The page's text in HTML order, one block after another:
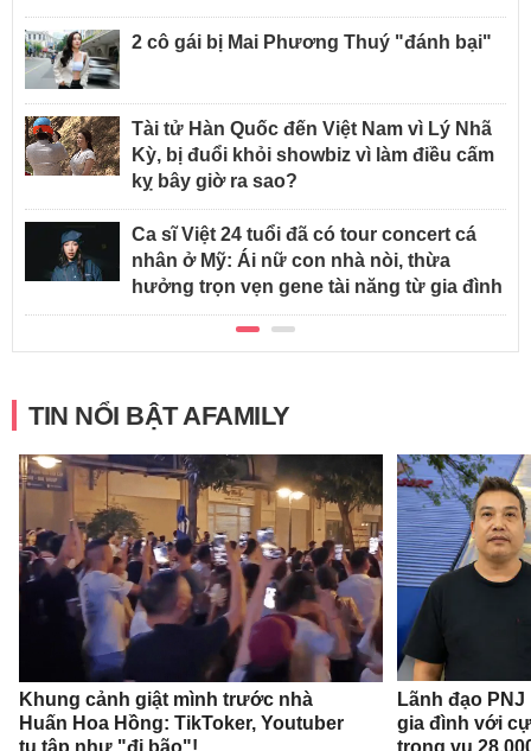
2 cô gái bị Mai Phương Thuý "đánh bại"
Tài tử Hàn Quốc đến Việt Nam vì Lý Nhã
Kỳ, bị đuổi khỏi showbiz vì làm điều cấm
kỵ bây giờ ra sao?
Ca sĩ Việt 24 tuổi đã có tour concert cá
nhân ở Mỹ: Ái nữ con nhà nòi, thừa
hưởng trọn vẹn gene tài năng từ gia đình
TIN NỔI BẬT AFAMILY
Khung cảnh giật mình trước nhà
Huấn Hoa Hồng: TikToker, Youtuber
Lãnh đạo
gia đình với